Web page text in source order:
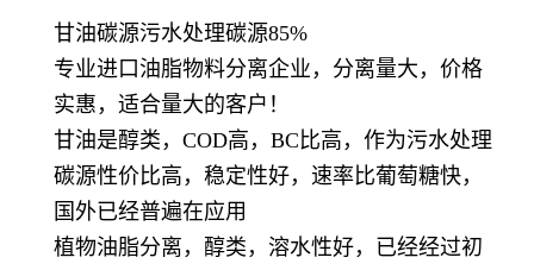
甘油碳源污水处理碳源85%
专业进口油脂物料分离企业，分离量大，价格
实惠，适合量大的客户！
甘油是醇类，COD高，BC比高，作为污水处理
碳源性价比高，稳定性好，速率比葡萄糖快，
国外已经普遍在应用
植物油脂分离，醇类，溶水性好，已经经过初